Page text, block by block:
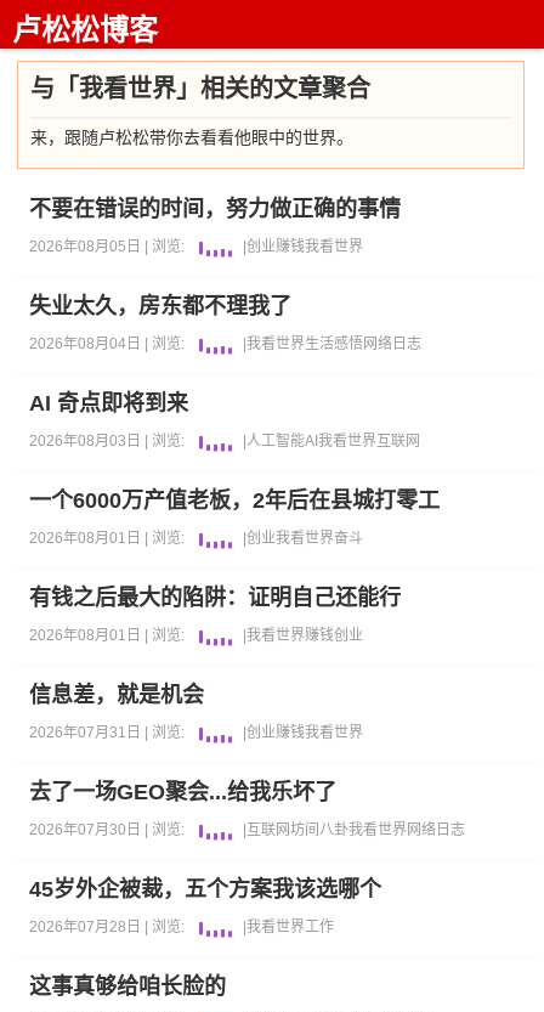
卢松松博客
与「我看世界」相关的文章聚合
来，跟随卢松松带你去看看他眼中的世界。
不要在错误的时间，努力做正确的事情
2026年08月05日 | 浏览: |创业赚钱我看世界
失业太久，房东都不理我了
2026年08月04日 | 浏览: |我看世界生活感悟网络日志
AI 奇点即将到来
2026年08月03日 | 浏览: 人工智能AI我看世界 互联网
一个6000万产值老板，2年后在县城打零工
2026年08月01日 | 浏览: |创业我看世界奋斗
有钱之后最大的陷阱：证明自己还能行
2026年08月01日 | 浏览: |我看世界赚钱创业
信息差，就是机会
2026年07月31日 | 浏览: |创业赚钱我看世界
去了一场GEO聚会...给我乐坏了
2026年07月30日 | 浏览: 互联网坊间八卦我看世界 网络日志
45岁外企被裁，五个方案我该选哪个
2026年07月28日 | 浏览: |我看世界工作
这事真够给咱长脸的